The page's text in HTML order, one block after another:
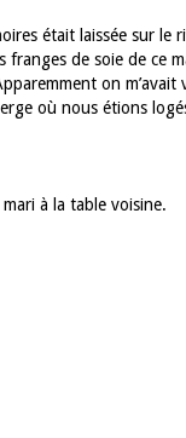
était laissée sur le
de soie de ce
on
où nous étions
à la table voisine.